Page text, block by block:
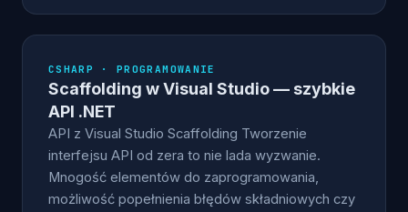
CSHARP · PROGRAMOWANIE
Scaffolding w Visual Studio — szybkie
API .NET
API z Visual Studio Scaffolding Tworzenie
interfejsu API od zera to nie lada wyzwanie.
Mnogość elementów do zaprogramowania,
możliwość popełnienia błędów składniowych czy